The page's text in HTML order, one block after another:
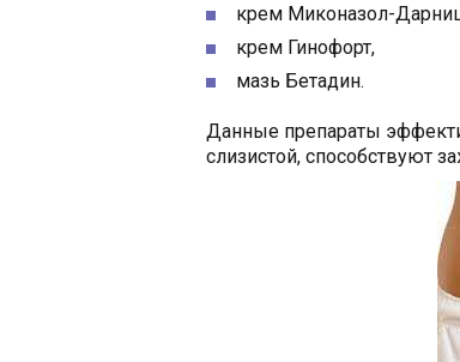
крем Миконазол-
крем Гинофорт,
мазь Бетадин.
Данные препараты
слизистой, способствуют